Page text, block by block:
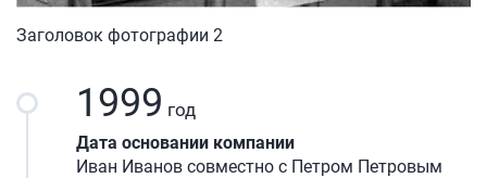
Заголовок фотографии 2
1999 год
Дата основании компании
Иван Иванов совместно с Петром Петровым